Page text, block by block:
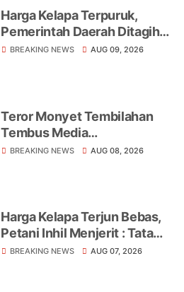
Harga Kelapa Terpuruk,
Pemerintah Daerah Ditagih
Realisasikan Program
BREAKING NEWS AUG 09, 2026
Teror Monyet Tembilahan
Tembus Media
Internasional, AFP Soroti 18
BREAKING NEWS AUG 08, 2026
Harga Kelapa Terjun Bebas,
Petani Inhil Menjerit : Tata
Niaga, Monopoli hingga
BREAKING NEWS AUG 07, 2026